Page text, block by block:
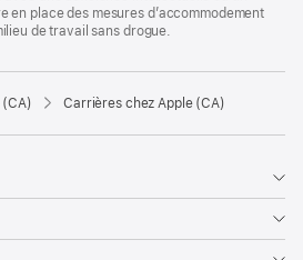
en place des mesures d’accommodement
de travail sans drogue.
(CA) Carrières chez Apple (CA)